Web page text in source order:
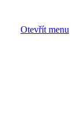
Otevřít menu